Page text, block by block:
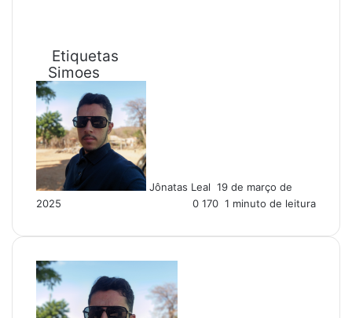
Etiquetas
Simoes
Jônatas Leal m
e
m
19 de março de
2025
0 170 1 minuto de leitura